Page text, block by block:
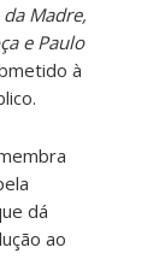
Madre,
e Paulo
à
dá
ao